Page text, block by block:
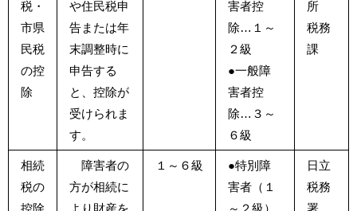
税・
市県
民税
の控
除
や住民税申
告または年
末調整時に
申告する
と、控除が
受けられま
す。
害者控
除…１～
２級
●一般障
害者控
除…３～
６級
所
税務
課
相続
税の
控除
障害者の
方が相続に
より財産を
１～６級
●特別障
害者（１
～２級）
日立
税務
署